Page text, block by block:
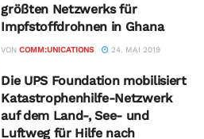
größten Netzwerks für
Impfstoffdrohnen in Ghana
VON COMM:UNICATIONS 24. MAI 2019
Die UPS Foundation mobilisiert
Katastrophenhilfe-Netzwerk
auf dem Land-, See- und
Luftweg für Hilfe nach